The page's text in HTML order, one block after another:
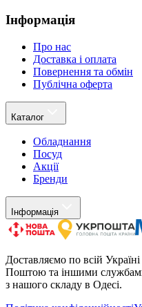
Інформація
Про нас
Доставка і оплата
Повернення та обмін
Публічна оферта
Каталог
Обладнання
Посуд
Акції
Бренди
Інформація
Доставляємо по всій
Поштою та іншими
з нашого складу в Одесі.